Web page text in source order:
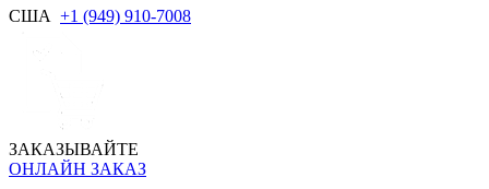
США +1 (949) 910-7008
ЗАКАЗЫВАЙТЕ
ОНЛАЙН ЗАКАЗ